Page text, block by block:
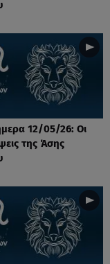
12/05/26: Οι
της Άσης